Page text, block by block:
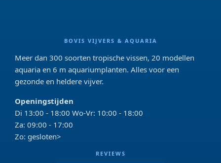
BOVIS VIJVERS & AQUARIA
Meer dan 300 soorten tropische vissen, 20 modellen
aquaria en 6 m aquariumplanten. Alles voor een
gezonde en heldere vijver.
Openingstijden
Di 13:00 - 18:00 Wo-Vr: 10:00 - 18:00
Za: 09:00 - 17:00
Zo: gesloten>
REVIEWS